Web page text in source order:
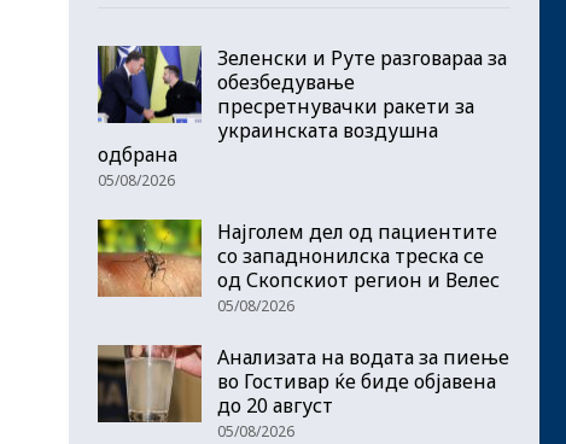
Зеленски и Руте разговараа за
обезбедување
пресретнувачки ракети за
украинската воздушна
одбрана
05/08/2026
Најголем дел од пациентите
сo западнонилска треска се
од Скопскиот регион и Велес
05/08/2026
Анализата на водата за пиење
во Гостивар ќе биде објавена
до 20 август
05/08/2026